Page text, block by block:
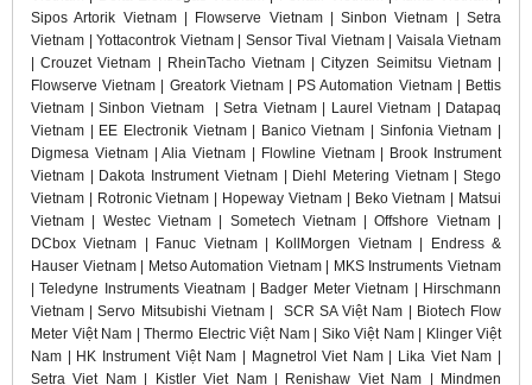
Sipos Artorik Vietnam | Flowserve Vietnam | Sinbon Vietnam | Setra
Vietnam | Yottacontrok Vietnam | Sensor Tival Vietnam | Vaisala Vietnam
| Crouzet Vietnam | RheinTacho Vietnam | Cityzen Seimitsu Vietnam |
Flowserve Vietnam | Greatork Vietnam | PS Automation Vietnam | Bettis
Vietnam | Sinbon Vietnam | Setra Vietnam | Laurel Vietnam | Datapaq
Vietnam | EE Electronik Vietnam | Banico Vietnam | Sinfonia Vietnam |
Digmesa Vietnam | Alia Vietnam | Flowline Vietnam | Brook Instrument
Vietnam | Dakota Instrument Vietnam | Diehl Metering Vietnam | Stego
Vietnam | Rotronic Vietnam | Hopeway Vietnam | Beko Vietnam | Matsui
Vietnam | Westec Vietnam | Sometech Vietnam | Offshore Vietnam |
DCbox Vietnam | Fanuc Vietnam | KollMorgen Vietnam | Endress &
Hauser Vietnam | Metso Automation Vietnam | MKS Instruments Vietnam
| Teledyne Instruments Vieatnam | Badger Meter Vietnam | Hirschmann
Vietnam | Servo Mitsubishi Vietnam | SCR SA Việt Nam | Biotech Flow
Meter Việt Nam | Thermo Electric Việt Nam | Siko Việt Nam | Klinger Việt
Nam | HK Instrument Việt Nam | Magnetrol Viet Nam | Lika Viet Nam |
Setra Viet Nam | Kistler Viet Nam | Renishaw Viet Nam | Mindmen